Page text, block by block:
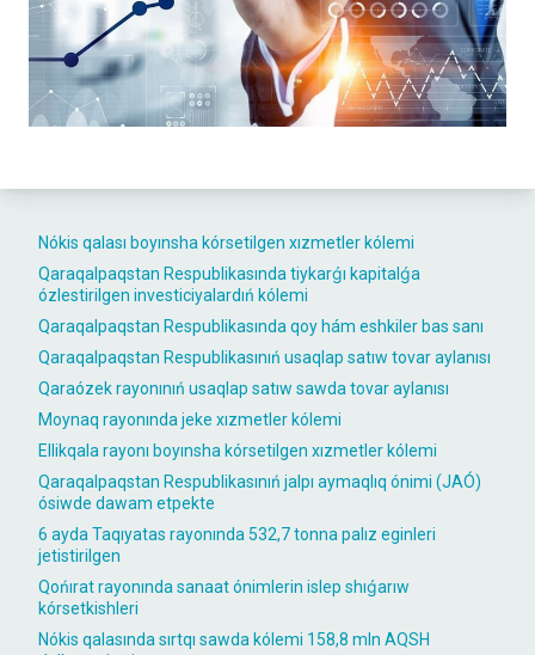
Nókis qalası boyınsha kórsetilgen xızmetler kólemi
Qaraqalpaqstan Respublikasında tiykarǵı kapitalǵa
ózlestirilgen investiciyalardıń kólemi
Qaraqalpaqstan Respublikasında qoy hám eshkiler bas sanı
Qaraqalpaqstan Respublikasınıń usaqlap satıw tovar aylanısı
Qaraózek rayonınıń usaqlap satıw sawda tovar aylanısı
Moynaq rayonında jeke xızmetler kólemi
Ellikqala rayonı boyınsha kórsetilgen xızmetler kólemi
Qaraqalpaqstan Respublikasınıń jalpı aymaqlıq ónimi (JAÓ)
ósiwde dawam etpekte
6 ayda Taqıyatas rayonında 532,7 tonna palız eginleri
jetistirilgen
Qońırat rayonında sanaat ónimlerin islep shıǵarıw
kórsetkishleri
Nókis qalasında sırtqı sawda kólemi 158,8 mln AQSH